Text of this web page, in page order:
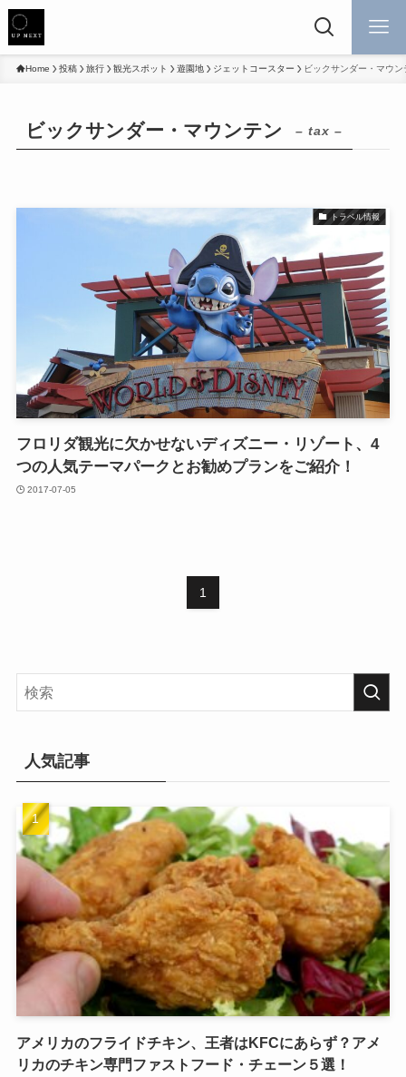
Home 投稿 旅行 観光スポット 遊園地 ジェットコースター ビックサンダー・マウン
ビックサンダー・マウンテン – tax –
トラベル情報
フロリダ観光に欠かせないディズニー・リゾート、4
つの人気テーマパークとお勧めプランをご紹介！
2017-07-05
1
人気記事
アメリカのフライドチキン、王者はKFCにあらず？アメ
リカのチキン専門ファストフード・チェーン５選！